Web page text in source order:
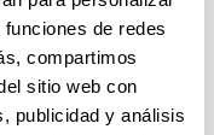
de redes
compartimos
sitio web con
publicidad y análisis